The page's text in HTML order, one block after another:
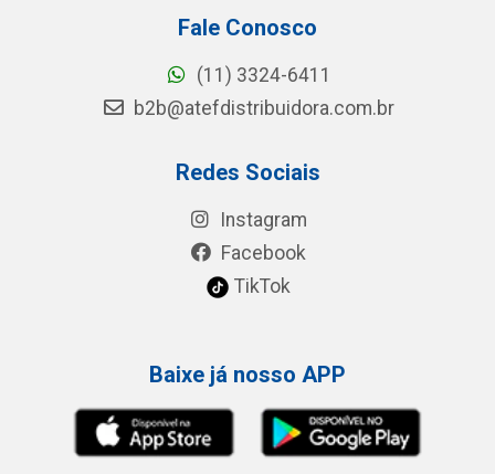
Fale Conosco
(11) 3324-6411
b2b@atefdistribuidora.com.br
Redes Sociais
Instagram
Facebook
TikTok
Baixe já nosso APP